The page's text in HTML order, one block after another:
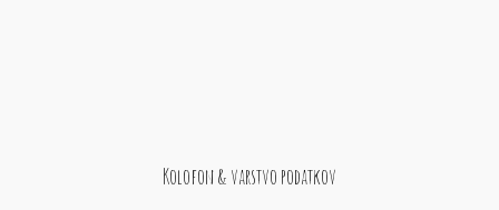
Kolofon & varstvo podatkov